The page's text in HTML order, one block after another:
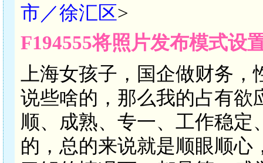
市／徐汇区>
F194555将照片发布模式设
上海女孩子，国企做财务
说些啥的，那么我的占有欲
顺、成熟、专一、工作稳
的，总的来说就是顺眼顺